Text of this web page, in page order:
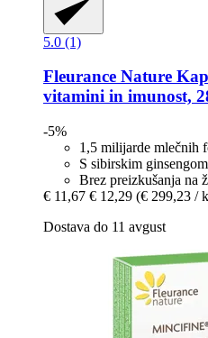
5.0 (1)
Fleurance Nature
vitamini in imunost,
-5%
1,5 milijarde mlečnih
S sibirskim ginsengom
Brez preizkušanja na
€ 11,67 € 12,29 (€ 299,23 /
Dostava do 11 avgust